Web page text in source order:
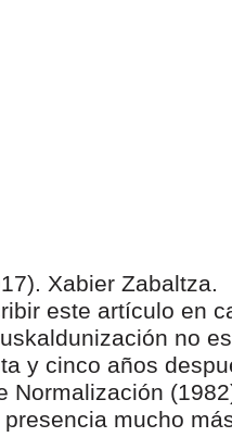
Xabier Zabaltza.
este artículo en
no
y cinco años
Normalización
mucho